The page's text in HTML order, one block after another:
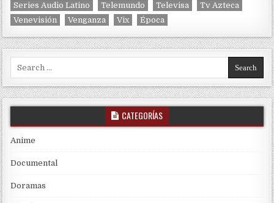
Series Audio Latino
Telemundo Televisa
Tv Azteca
Venevisión
Venganza Vix Época
Search for:
CATEGORÍAS
Anime
Documental
Doramas